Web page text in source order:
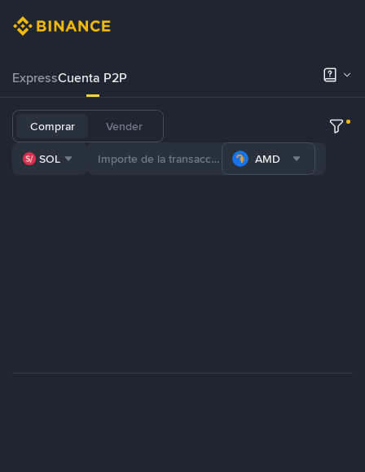
ExpressCuenta P2P
Comprar Vender
SOL AMD